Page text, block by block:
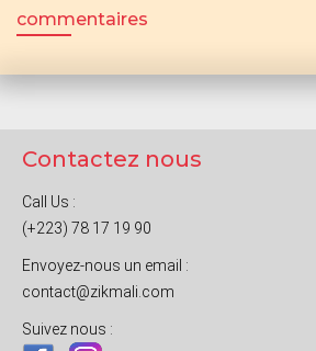
commentaires
Contactez nous
Call Us :
(+223) 78 17 19 90
Envoyez-nous un email :
contact@zikmali.com
Suivez nous :